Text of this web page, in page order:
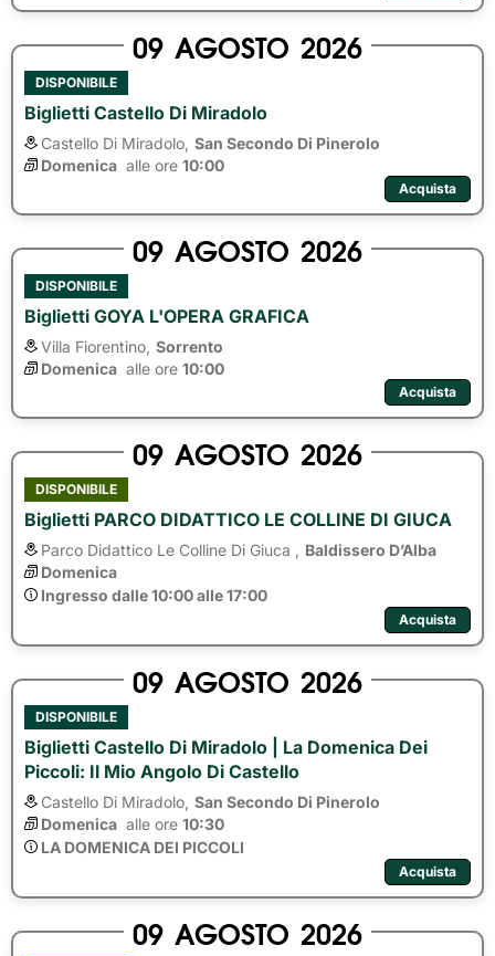
09 AGOSTO 2026
DISPONIBILE
Biglietti Castello Di Miradolo
Castello Di Miradolo, San Secondo Di Pinerolo
Domenica alle ore 10:00
Acquista
09 AGOSTO 2026
DISPONIBILE
Biglietti GOYA L'OPERA GRAFICA
Villa Fiorentino, Sorrento
Domenica alle ore 10:00
Acquista
09 AGOSTO 2026
DISPONIBILE
Biglietti PARCO DIDATTICO LE COLLINE DI GIUCA
Parco Didattico Le Colline Di Giuca ,
Baldissero D’Alba
Domenica
Ingresso dalle 10:00 alle 17:00
Acquista
09 AGOSTO 2026
DISPONIBILE
Biglietti Castello Di Miradolo | La Domenica Dei
Piccoli: Il Mio Angolo Di Castello
Castello Di Miradolo, San Secondo Di Pinerolo
Domenica alle ore 10:30
LA DOMENICA DEI PICCOLI
Acquista
09 AGOSTO 2026